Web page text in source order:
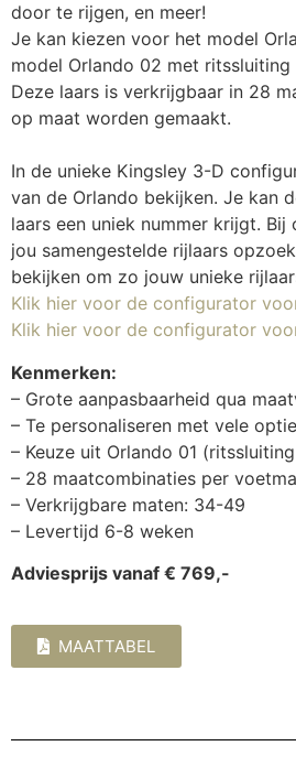
door te rijgen, en meer!
Je kan kiezen voor het model
model Orlando 02 met
Deze laars is verkrijgbaar in 28
op maat worden gemaakt.
In de unieke Kingsley 3-D
van de Orlando bekijken. Je kan
laars een uniek nummer krijgt.
jou samengestelde rijlaars
bekijken om zo jouw unieke
Klik hier voor de configurator
Klik hier voor de configurator
Kenmerken:
– Grote aanpasbaarheid qua
– Te personaliseren met vele
– Keuze uit Orlando 01
– 28 maatcombinaties per
– Verkrijgbare maten: 34-49
– Levertijd 6-8 weken
Adviesprijs vanaf € 769,-
MAATTABEL